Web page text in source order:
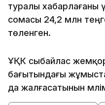
туралы хабарлағаны
сомасы 24,2 млн
төленген.
ҰҚК сыбайлас
бағытындағы
да жалғасатынын